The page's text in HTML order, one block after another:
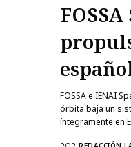
FOSSA e IENAI
órbita baja un
íntegramente en